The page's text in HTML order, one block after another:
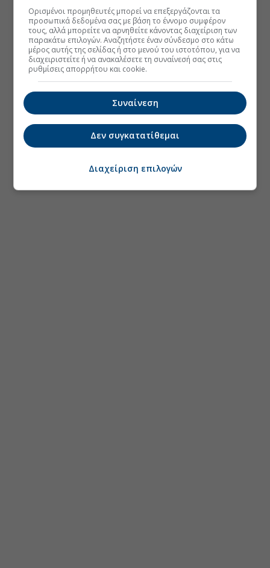
Ορισμένοι προμηθευτές μπορεί να επεξεργάζονται τα
προσωπικά δεδομένα σας με βάση το έννομο συμφέρον
τους, αλλά μπορείτε να αρνηθείτε κάνοντας διαχείριση των
παρακάτω επιλογών. Αναζητήστε έναν σύνδεσμο στο κάτω
μέρος αυτής της σελίδας ή στο μενού του ιστοτόπου, για να
διαχειριστείτε ή να ανακαλέσετε τη συναίνεσή σας στις
ρυθμίσεις απορρήτου και cookie.
Συναίνεση
Δεν συγκατατίθεμαι
Διαχείριση επιλογών